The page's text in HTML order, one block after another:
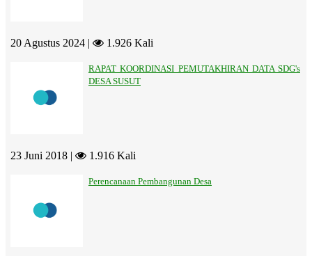
20 Agustus 2024 | 1.926 Kali
RAPAT KOORDINASI PEMUTAKHIRAN DATA SDG's
DESA SUSUT
23 Juni 2018 | 1.916 Kali
Perencanaan Pembangunan Desa